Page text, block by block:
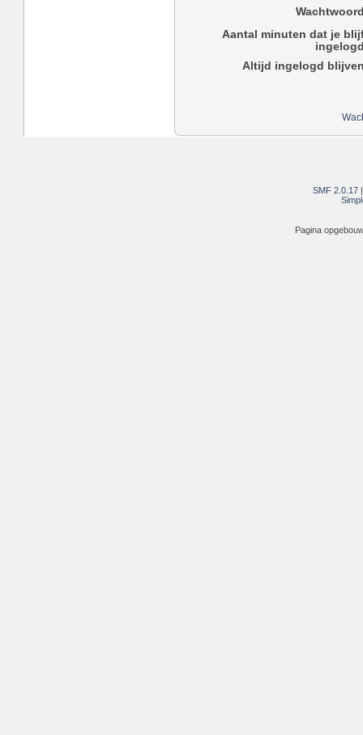
Aantal minuten dat je
Altijd ingelogd
SMF 2.0.17
Pagina